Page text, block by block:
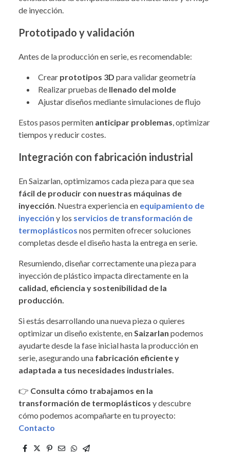
de inyección.
Prototipado y validación
Antes de la producción en serie, es recomendable:
Crear prototipos 3D para validar geometría
Realizar pruebas de llenado del molde
Ajustar diseños mediante simulaciones de flujo
Estos pasos permiten anticipar problemas , optimizar
tiempos y reducir costes.
Integración con fabricación industrial
En Saizarlan, optimizamos cada pieza para que sea
fácil de producir con nuestras máquinas de
inyección . Nuestra experiencia en equipamiento de
inyección y los servicios de transformación de
termoplásticos nos permiten ofrecer soluciones
completas desde el diseño hasta la entrega en serie.
Resumiendo, diseñar correctamente una pieza para
inyección de plástico impacta directamente en la
calidad, eficiencia y sostenibilidad de la
producción.
Si estás desarrollando una nueva pieza o quieres
optimizar un diseño existente, en Saizarlan podemos
ayudarte desde la fase inicial hasta la producción en
serie, asegurando una fabricación eficiente y
adaptada a tus necesidades industriales.
👉 Consulta cómo trabajamos en la
transformación de termoplásticos y descubre
cómo podemos acompañarte en tu proyecto:
Contacto